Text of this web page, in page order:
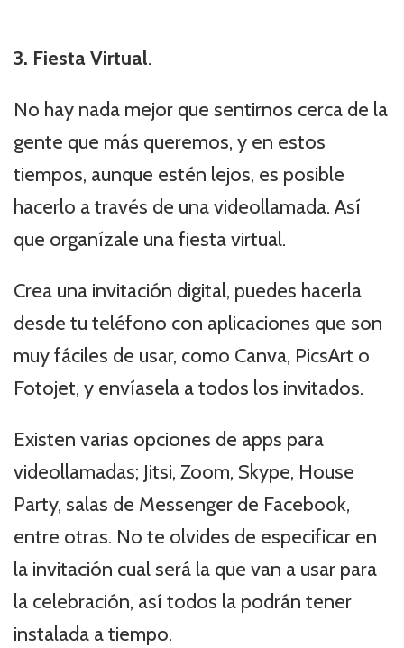
3. Fiesta Virtual.
No hay nada mejor que sentirnos cerca de la
gente que más queremos, y en estos
tiempos, aunque estén lejos, es posible
hacerlo a través de una videollamada. Así
que organízale una fiesta virtual.
Crea una invitación digital, puedes hacerla
desde tu teléfono con aplicaciones que son
muy fáciles de usar, como Canva, PicsArt o
Fotojet, y envíasela a todos los invitados.
Existen varias opciones de apps para
videollamadas; Jitsi, Zoom, Skype, House
Party, salas de Messenger de Facebook,
entre otras. No te olvides de especificar en
la invitación cual será la que van a usar para
la celebración, así todos la podrán tener
instalada a tiempo.